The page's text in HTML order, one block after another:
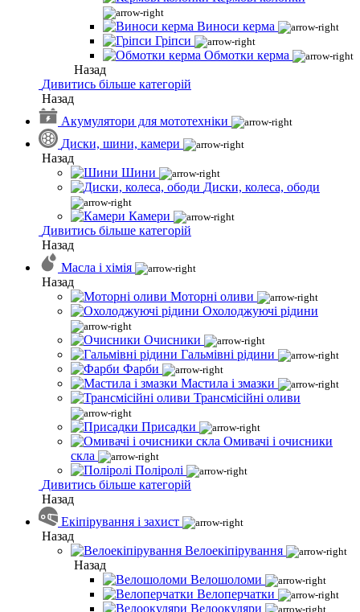
Виноси керма
Гріпси
Обмотки керма
Назад
Дивитись більше категорій
Назад
Акумулятори для мототехніки
Диски, шини, камери
Назад
Шини
Диски, колеса, ободи
Камери
Дивитись більше категорій
Назад
Масла і хімія
Назад
Моторні оливи
Охолоджуючі рідини
Очисники
Гальмівні рідини
Фарби
Мастила і змазки
Трансмісійні оливи
Присадки
Омивачі і очисники
скла
Поліролі
Дивитись більше категорій
Назад
Екіпірування і захист
Назад
Велоекіпірування
Назад
Велошоломи
Велоперчатки
Велоокуляри